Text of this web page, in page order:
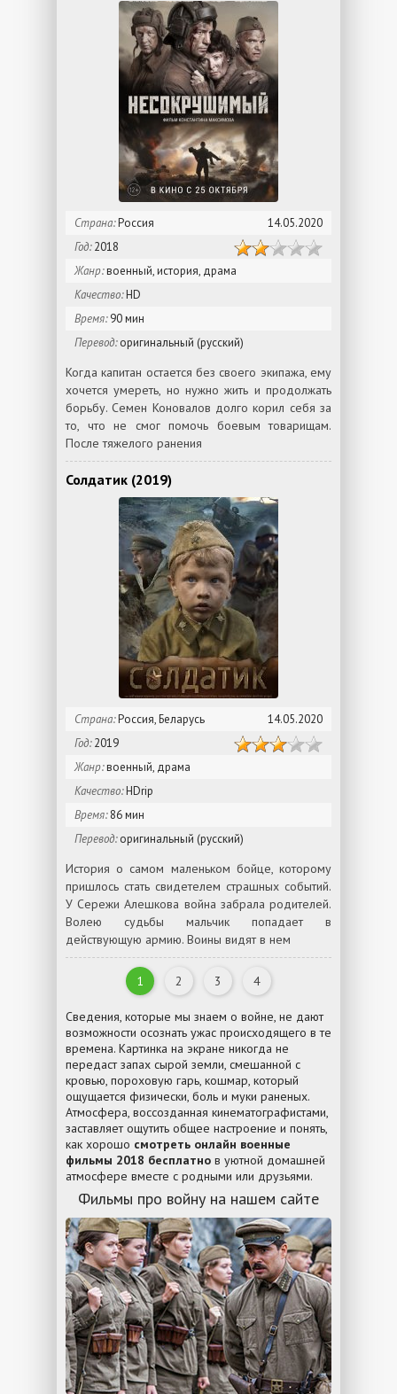
Страна:Россия
14.05.2020
Год:2018
Жанр:военный, история, драма
Качество:HD
Время:90 мин
Перевод:оригинальный (русский)
Когда капитан остается без своего экипажа, ему
хочется умереть, но нужно жить и продолжать
борьбу. Семен Коновалов долго корил себя за
то, что не смог помочь боевым товарищам.
После тяжелого ранения
Солдатик (2019)
Страна:Россия, Беларусь
14.05.2020
Год:2019
Жанр:военный, драма
Качество:HDrip
Время:86 мин
Перевод:оригинальный (русский)
История о самом маленьком бойце, которому
пришлось стать свидетелем страшных событий.
У Сережи Алешкова война забрала родителей.
Волею судьбы мальчик попадает в
действующую армию. Воины видят в нем
1 2 3 4
Сведения, которые мы знаем о войне, не дают
возможности осознать ужас происходящего в те
времена. Картинка на экране никогда не
передаст запах сырой земли, смешанной с
кровью, пороховую гарь, кошмар, который
ощущается физически, боль и муки раненых.
Атмосфера, воссозданная кинематографистами,
заставляет ощутить общее настроение и понять,
как хорошо смотреть онлайн военные
фильмы 2018 бесплатно в уютной домашней
атмосфере вместе с родными или друзьями.
Фильмы про войну на нашем сайте